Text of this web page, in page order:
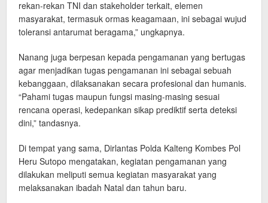
rekan-rekan TNI dan stakeholder terkait, elemen
masyarakat, termasuk ormas keagamaan, ini sebagai wujud
toleransi antarumat beragama,” ungkapnya.
Nanang juga berpesan kepada pengamanan yang bertugas
agar menjadikan tugas pengamanan ini sebagai sebuah
kebanggaan, dilaksanakan secara profesional dan humanis.
“Pahami tugas maupun fungsi masing-masing sesuai
rencana operasi, kedepankan sikap prediktif serta deteksi
dini,” tandasnya.
Di tempat yang sama, Dirlantas Polda Kalteng Kombes Pol
Heru Sutopo mengatakan, kegiatan pengamanan yang
dilakukan meliputi semua kegiatan masyarakat yang
melaksanakan ibadah Natal dan tahun baru.